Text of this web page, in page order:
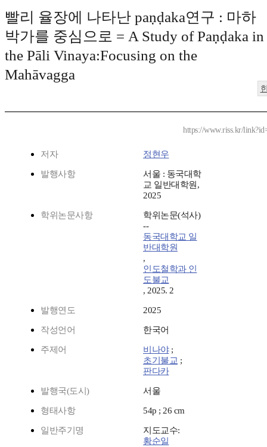
빨리 율장에 나타난 paṇḍaka연구 : 마하
박가를 중심으로 = A Study of Paṇḍaka in
the Pāli Vinaya:Focusing on the
Mahāvagga
https://www.riss.kr/
저자 정현우
발행사항
서울 : 동국대학
교 일반대학원,
2025
학위논문사항
학위논문(석사)
--
동국대학교 일
반대학원
,
인도철학과 인
도불교
, 2025. 2
발행연도 2025
작성언어 한국어
주제어 비나야;
초기불교 ;
판다카
발행국(도시) 서울
형태사항 54p ; 26 cm
일반주기명
지도교수:
황순일